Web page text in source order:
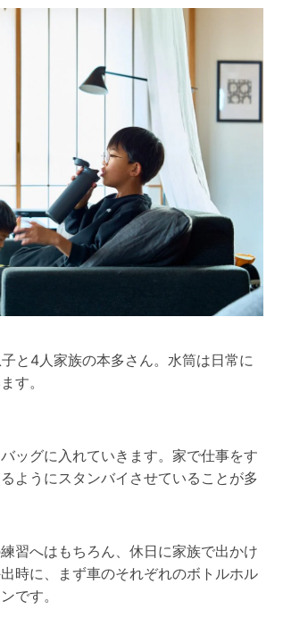
と4人家族の本多さん。水筒は日常に
す。
ッグに入れていきます。家で仕事をす
ようにスタンバイさせていることが多
習へはもちろん、休日に家族で出かけ
時に、まず車のそれぞれのボトルホル
です。